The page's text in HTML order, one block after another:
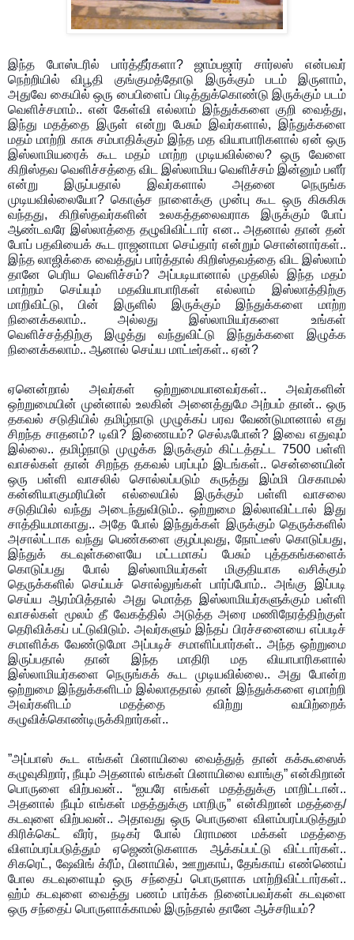
இந்த போஸ்டரில் பார்த்தீர்களா? ஜாம்பஜார் சார்லஸ் என்பவர்
நெற்றியில் விபூதி குங்குமத்தோடு இருக்கும் படம் இருளாம்,
அதுவே கையில் ஒரு பைபிளைப் பிடித்துக்கொண்டு இருக்கும் படம்
வெளிச்சமாம்.. என் கேள்வி எல்லாம் இந்துக்களை குறி வைத்து,
இந்து மதத்தை இருள் என்று பேசும் இவர்களால், இந்துக்களை
மதம் மாற்றி காசு சம்பாதிக்கும் இந்த மத வியாபாரிகளால் ஏன் ஒரு
இஸ்லாமியரைக் கூட மதம் மாற்ற முடியவில்லை? ஒரு வேளை
கிறிஸ்தவ வெளிச்சத்தை விட இஸ்லாமிய வெளிச்சம் இன்னும் பளீர்
என்று இருப்பதால் இவர்களால் அதனை நெருங்க
முடியவில்லையோ? கொஞ்ச நாளைக்கு முன்பு கூட ஒரு கிசுகிசு
வந்தது, கிறிஸ்தவர்களின் உலகத்தலைவராக இருக்கும் போப்
ஆண்டவரே இஸ்லாத்தை தழுவிவிட்டார் என.. அதனால் தான் தன்
போப் பதவியைக் கூட ராஜனாமா செய்தார் என்றும் சொன்னார்கள்..
இந்த லாஜிக்கை வைத்துப் பார்த்தால் கிறிஸ்தவத்தை விட இஸ்லாம்
தானே பெரிய வெளிச்சம்? அப்படியானால் முதலில் இந்த மதம்
மாற்றம் செய்யும் மதவியாபாரிகள் எல்லாம் இஸ்லாத்திற்கு
மாறிவிட்டு, பின் இருளில் இருக்கும் இந்துக்களை மாற்ற
நினைக்கலாம்.. அல்லது இஸ்லாமியர்களை உங்கள்
வெளிச்சத்திற்கு இழுத்து வந்துவிட்டு இந்துக்களை இழுக்க
நினைக்கலாம்.. ஆனால் செய்ய மாட்டீர்கள்.. ஏன்?
ஏனென்றால் அவர்கள் ஒற்றுமையானவர்கள்.. அவர்களின்
ஒற்றுமையின் முன்னால் உலகின் அனைத்துமே அற்பம் தான்.. ஒரு
தகவல் சடுதியில் தமிழ்நாடு முழுக்கப் பரவ வேண்டுமானால் எது
சிறந்த சாதனம்? டிவி? இணையம்? செல்ஃபோன்? இவை எதுவும்
இல்லை.. தமிழ்நாடு முழுக்க இருக்கும் கிட்டத்தட்ட 7500 பள்ளி
வாசல்கள் தான் சிறந்த தகவல் பரப்பும் இடங்கள்.. சென்னையின்
ஒரு பள்ளி வாசலில் சொல்லப்படும் கருத்து இம்மி பிசகாமல்
கன்னியாகுமரியின் எல்லையில் இருக்கும் பள்ளி வாசலை
சடுதியில் வந்து அடைந்துவிடும்.. ஒற்றுமை இல்லாவிட்டால் இது
சாத்தியமாகாது.. அதே போல் இந்துக்கள் இருக்கும் தெருக்களில்
அசால்ட்டாக வந்து பெண்களை குழப்புவது, நோட்டீஸ் கொடுப்பது,
இந்துக் கடவுள்களையே மட்டமாகப் பேசும் புத்தகங்களைக்
கொடுப்பது போல் இஸ்லாமியர்கள் மிகுதியாக வசிக்கும்
தெருக்களில் செய்யச் சொல்லுங்கள் பார்ப்போம்.. அங்கு இப்படி
செய்ய ஆரம்பித்தால் அது மொத்த இஸ்லாமியர்களுக்கும் பள்ளி
வாசல்கள் மூலம் தீ வேகத்தில் அடுத்த அரை மணிநேரத்திற்குள்
தெரிவிக்கப் பட்டுவிடும். அவர்களும் இந்தப் பிரச்சனையை எப்படிச்
சமாளிக்க வேண்டுமோ அப்படிச் சமாளிப்பார்கள்.. அந்த ஒற்றுமை
இருப்பதால் தான் இந்த மாதிரி மத வியாபாரிகளால்
இஸ்லாமியர்களை நெருங்கக் கூட முடியவில்லை.. அது போன்ற
ஒற்றுமை இந்துக்களிடம் இல்லாததால் தான் இந்துக்களை ஏமாற்றி
அவர்களிடம் மதத்தை விற்று வயிற்றைக்
கழுவிக்கொண்டிருக்கிறார்கள்..
”அப்பாஸ் கூட எங்கள் பினாயிலை வைத்துத் தான் கக்கூஸைக்
கழுவுகிறார், நீயும் அதனால் எங்கள் பினாயிலை வாங்கு” என்கிறான்
பொருளை விற்பவன்.. “ஐயரே எங்கள் மதத்துக்கு மாறிட்டான்..
அதனால் நீயும் எங்கள் மதத்துக்கு மாறிரு” என்கிறான் மதத்தை/
கடவுளை விற்பவன்.. அதாவது ஒரு பொருளை விளம்பரப்படுத்தும்
கிரிக்கெட் வீரர், நடிகர் போல் பிராமண மக்கள் மதத்தை
விளம்பரப்படுத்தும் ஏஜெண்டுகளாக ஆக்கப்பட்டு விட்டார்கள்..
சிகரெட், ஷேவிங் க்ரீம், பினாயில், ஊறுகாய், தேங்காய் எண்ணெய்
போல கடவுளையும் ஒரு சந்தைப் பொருளாக மாற்றிவிட்டார்கள்..
ஹ்ம் கடவுளை வைத்து பணம் பார்க்க நினைப்பவர்கள் கடவுளை
ஒரு சந்தைப் பொருளாக்காமல் இருந்தால் தானே ஆச்சரியம்?